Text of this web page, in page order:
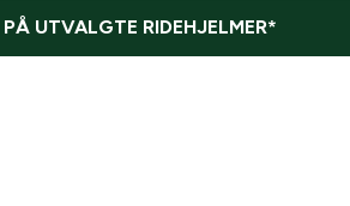
UTVALGTE RIDEHJELMER*